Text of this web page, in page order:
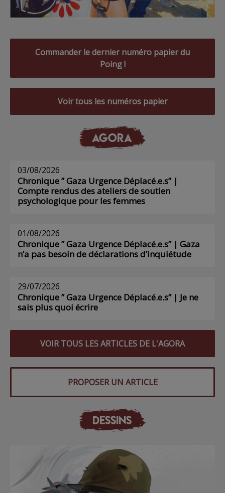
Commander le dernier numéro papier du
Poing !
Voir tous les numéros papier
AGORA
03/08/2026
Chronique ” Gaza Urgence Déplacé.e.s” |
Compte rendus des ateliers de soutien
psychologique pour les femmes
01/08/2026
Chronique ” Gaza Urgence Déplacé.e.s” | Gaza
n’a pas besoin de déclarations d’inquiétude
29/07/2026
Chronique ” Gaza Urgence Déplacé.e.s” | Je ne
sais plus quoi écrire
VOIR TOUS LES ARTICLES DE L'AGORA
PROPOSER UN ARTICLE
DESSINS